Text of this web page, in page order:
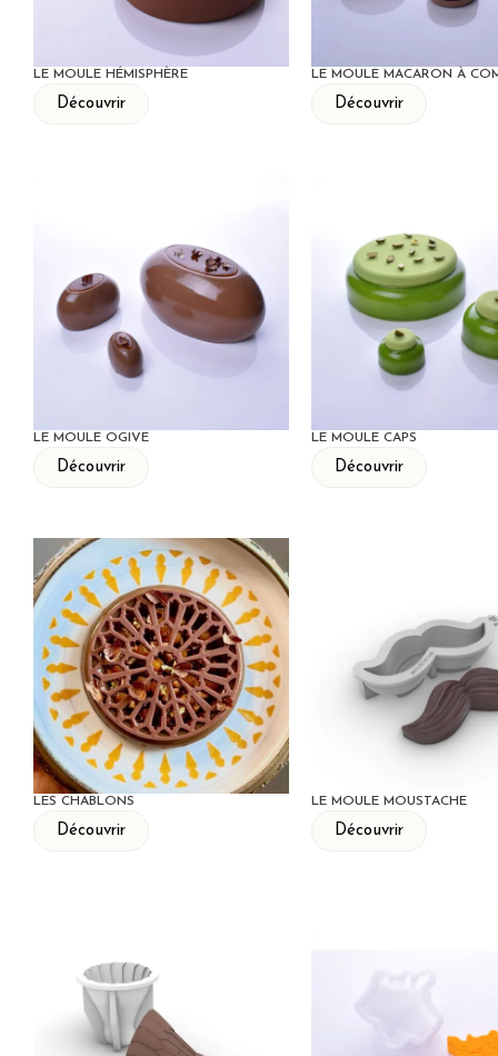
LE MOULE HÉMISPHÈRE
Découvrir
LE MOULE MACARON À
Découvrir
LE MOULE OGIVE
Découvrir
LE MOULE CAPS
Découvrir
LES CHABLONS
Découvrir
LE MOULE MOUSTACHE
Découvrir